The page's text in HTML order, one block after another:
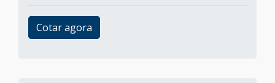
Cotar agora